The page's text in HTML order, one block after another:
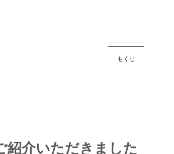
もくじ
紹介いただきました